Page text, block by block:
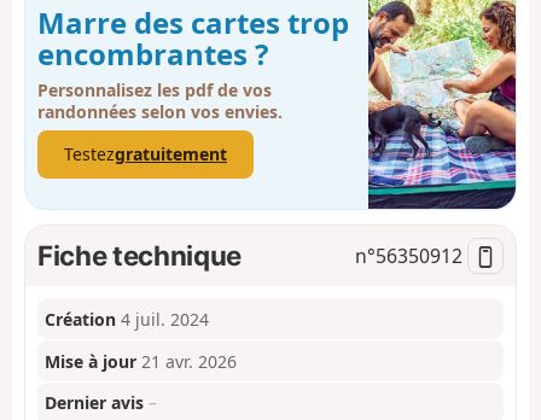
Marre des cartes trop
encombrantes ?
Personnalisez les pdf de vos
randonnées selon vos envies.
Testezgratuitement
Fiche technique n°56350912
Création 4 juil. 2024
Mise à jour 21 avr. 2026
Dernier avis –